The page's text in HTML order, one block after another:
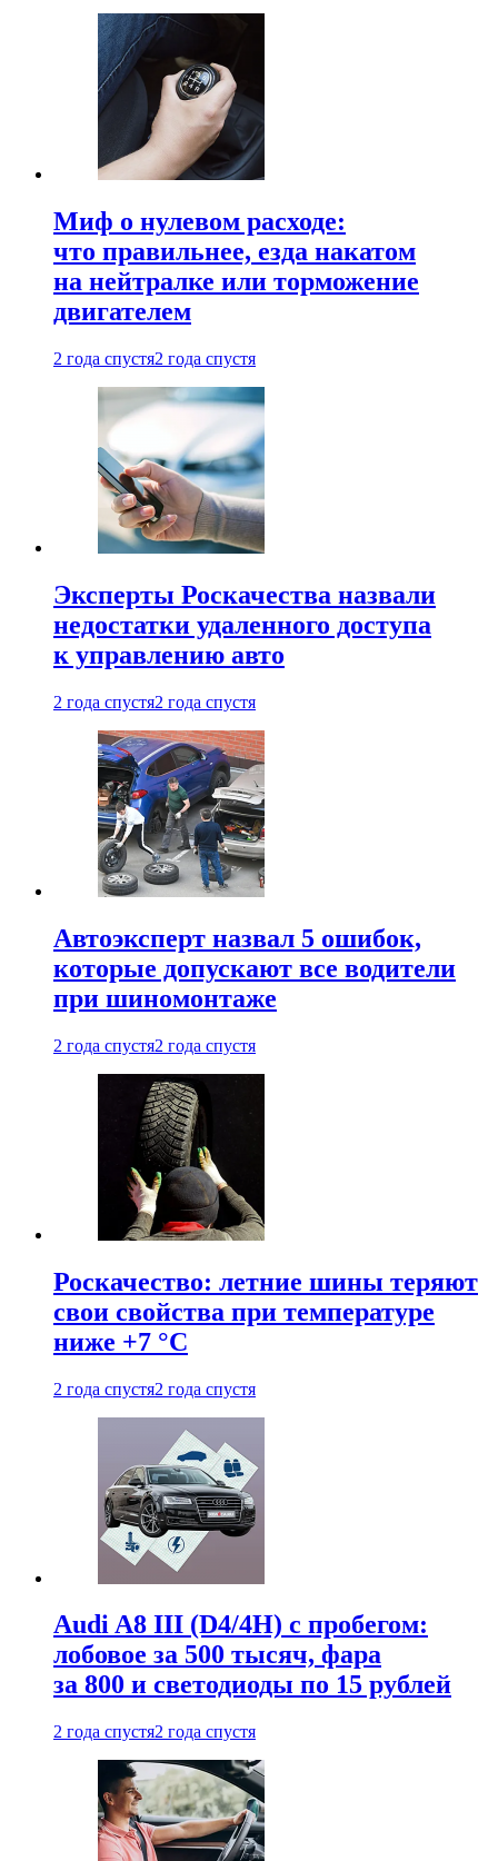
Миф о нулевом расходе:
что правильнее, езда накатом
на нейтралке или торможение
двигателем
2 года спустя2 года спустя
Эксперты Роскачества назвали
недостатки удаленного доступа
к управлению авто
2 года спустя2 года спустя
Автоэксперт назвал 5 ошибок,
которые допускают все водители
при шиномонтаже
2 года спустя2 года спустя
Роскачество: летние шины теряют
свои свойства при температуре
ниже +7 °C
2 года спустя2 года спустя
Audi A8 III (D4/4H) c пробегом:
лобовое за 500 тысяч, фара
за 800 и светодиоды по 15 рублей
2 года спустя2 года спустя